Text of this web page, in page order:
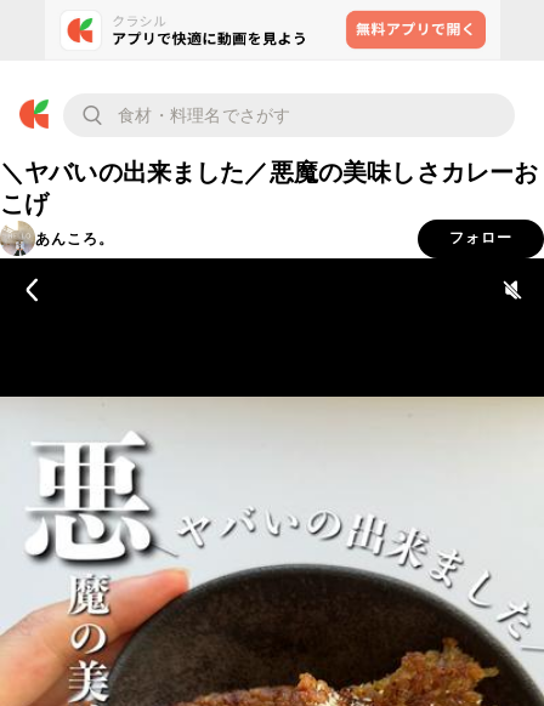
＼ヤバいの出来ました／悪魔の美味しさカレーお
こげ
あんころ。 フォロー